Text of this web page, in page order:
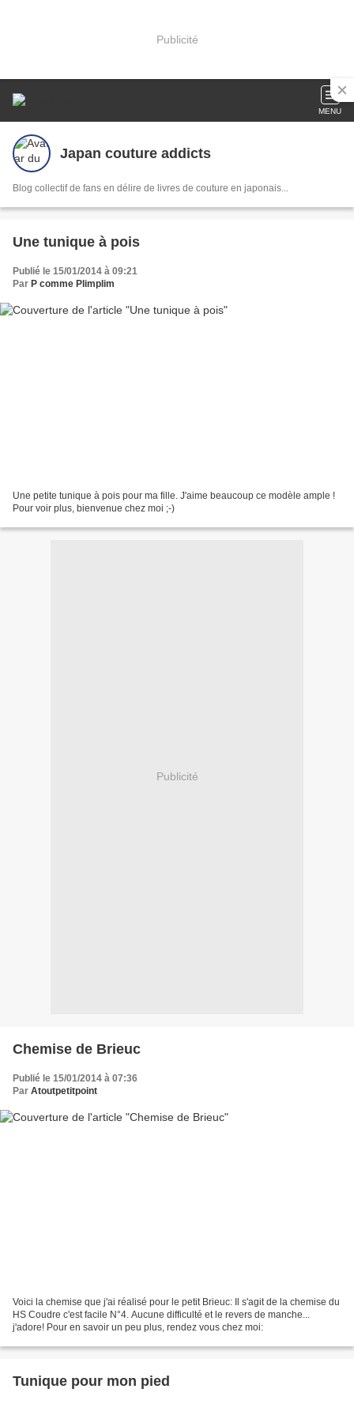
Publicité
MENU
Japan couture addicts
Blog collectif de fans en délire de livres de couture en japonais...
Une tunique à pois
Publié le 15/01/2014 à 09:21
Par P comme Plimplim
Une petite tunique à pois pour ma fille. J'aime beaucoup ce modèle ample !
Pour voir plus, bienvenue chez moi ;-)
Publicité
Chemise de Brieuc
Publié le 15/01/2014 à 07:36
Par Atoutpetitpoint
Voici la chemise que j'ai réalisé pour le petit Brieuc: Il s'agit de la chemise du
HS Coudre c'est facile N°4. Aucune difficulté et le revers de manche...
j'adore! Pour en savoir un peu plus, rendez vous chez moi:
Tunique pour mon pied